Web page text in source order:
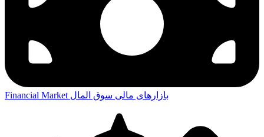
Financial Market بازارهای مالی سوق المال